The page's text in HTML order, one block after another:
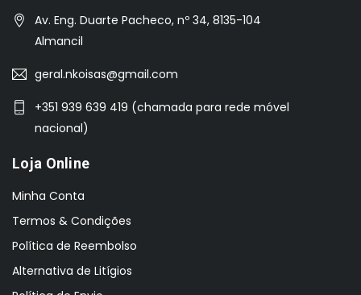
Av. Eng. Duarte Pacheco, nº 34, 8135-104
Almancil
geral.nkoisas@gmail.com
+351 939 639 419 (chamada para rede móvel
nacional)
Loja Online
Minha Conta
Termos & Condições
Política de Reembolso
Alternativa de Litígios